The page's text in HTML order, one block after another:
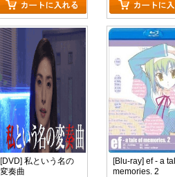
[DVD] 私という名の
変奏曲
[Blu-ray] ef - a
memories. 2